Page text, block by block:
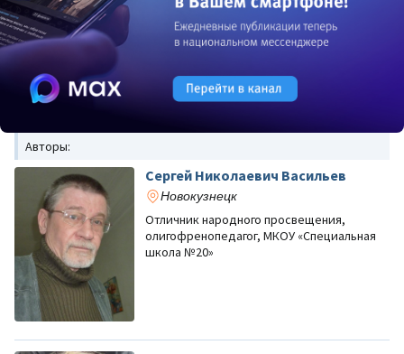
Авторы:
Сергей Николаевич Васильев
Новокузнецк
Отличник народного просвещения,
олигофренопедагог, МКОУ «Специальная
школа №20»